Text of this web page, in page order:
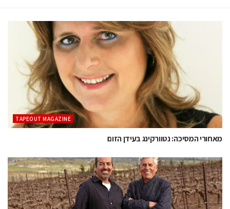
TAPEOUT MAGAZINE
מאחורי המסיכה: נטוורקינג בעידן הזום